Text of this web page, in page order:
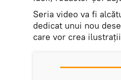
Seria video va fi
dedicat unui nou
care vor crea